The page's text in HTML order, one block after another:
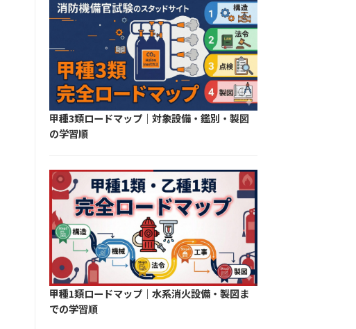
甲種3類ロードマップ｜対象設備・鑑別・製図
の学習順
甲種1類ロードマップ｜水系消火設備・製図ま
での学習順